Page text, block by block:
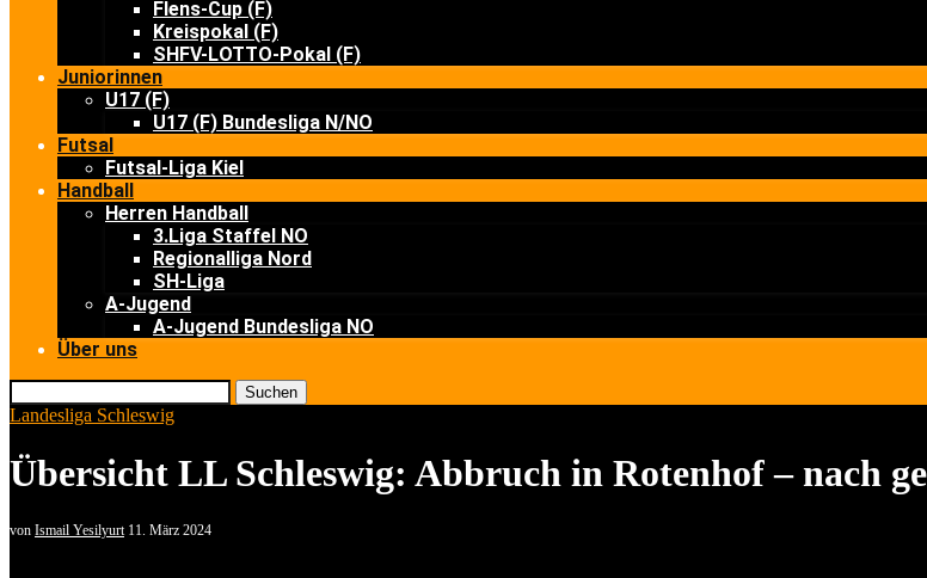
Flens-Cup (F)
Kreispokal (F)
SHFV-LOTTO-Pokal (F)
Juniorinnen
U17 (F)
U17 (F) Bundesliga N/NO
Futsal
Futsal-Liga Kiel
Handball
Herren Handball
3.Liga Staffel NO
Regionalliga Nord
SH-Liga
A-Jugend
A-Jugend Bundesliga NO
Über uns
Suchen
Landesliga Schleswig
Übersicht LL Schleswig: Abbruch in Rotenhof – nach
von Ismail Yesilyurt 11. März 2024